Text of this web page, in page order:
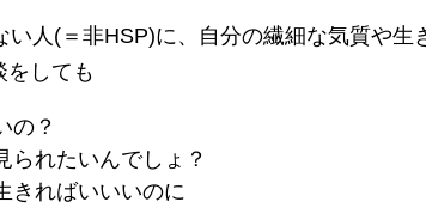
人(＝非HSP)に、自分の繊細な気質や生
をしても
の？
られたいんでしょ？
きればいいいのに